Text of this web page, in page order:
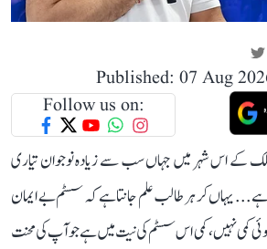
Published: 07 Aug
Follow us on:
کے اس شہر میں جہاں سب سے زیادہ نوجوان تیاری
یہاں کر ہر طالب علم جانتا ہے کہ سسٹم بے ایمان
کمی نہیں، کمی اس سسٹم کی نیت میں ہے جو آپ کی محنت